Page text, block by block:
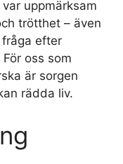
uppmärksam
trötthet – även
efter
oss som
är sorgen
rädda liv.